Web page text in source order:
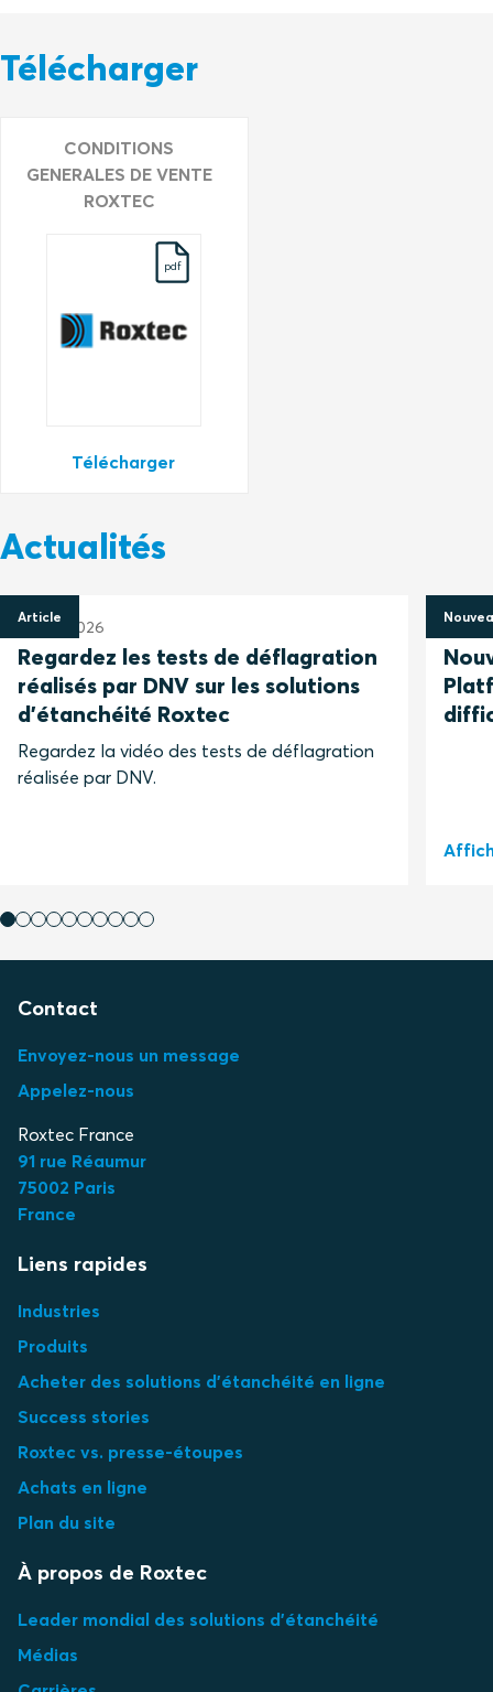
Télécharger
CONDITIONS
GENERALES DE VENTE
ROXTEC
pdf
Télécharger
Actualités
Article
13 mai 2026
Regardez les tests de déflagration
réalisés par DNV sur les solutions
d'étanchéité Roxtec
Regardez la vidéo des tests de déflagration
réalisée par DNV.
26
Contact
Envoyez-nous un message
Appelez-nous
Roxtec France
91 rue Réaumur
75002 Paris
France
Liens rapides
Industries
Produits
Acheter des solutions d'étanchéité en ligne
Success stories
Roxtec vs. presse-étoupes
Achats en ligne
Plan du site
À propos de Roxtec
Leader mondial des solutions d'étanchéité
Médias